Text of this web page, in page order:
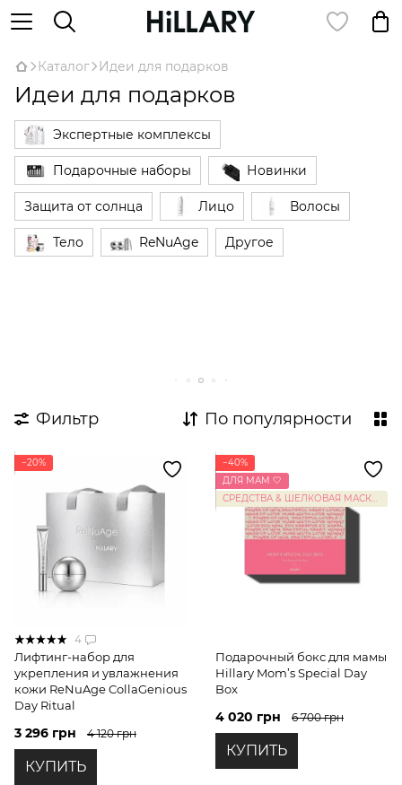
Каталог Идеи для подарков
Идеи для подарков
Экспертные комплексы
Подарочные наборы Новинки
Защита от солнца Лицо Волосы
Тело ReNuAge Другое
Фильтр По популярности
−20%
4
Лифтинг-набор для
укрепления и увлажнения
кожи ReNuAge CollaGenious
Day Ritual
3 296 грн 4 120 грн
КУПИТЬ
−40%
ДЛЯ МАМ 🤍
СРЕДСТВА & ШЕЛКОВАЯ МАСКА ДЛЯ СНА
Подарочный бокс для мамы
Hillary Mom’s Special Day
Box
4 020 грн 6 700 грн
КУПИТЬ